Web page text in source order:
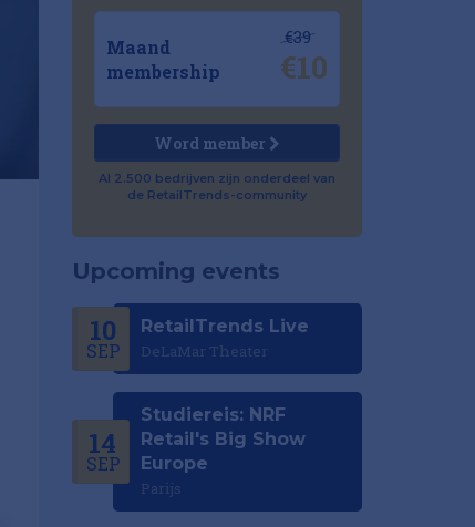
Maand
membership
€39
€10
Word member
Al 2.500 bedrijven zijn onderdeel van
de RetailTrends-community
Upcoming events
10
SEP
RetailTrends Live
DeLaMar Theater
14
SEP
Studiereis: NRF
Retail's Big Show
Europe
Parijs